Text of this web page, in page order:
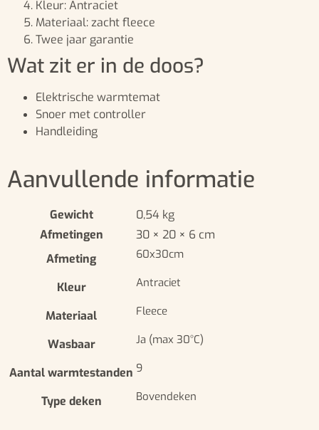
Kleur: Antraciet
Materiaal: zacht fleece
Twee jaar garantie
Wat zit er in de doos?
Elektrische warmtemat
Snoer met controller
Handleiding
Aanvullende informatie
Gewicht
0,54 kg
Afmetingen
30 × 20 × 6 cm
Afmeting
60x30cm
Kleur Antraciet
Materiaal Fleece
Wasbaar Ja (max 30°C)
Aantal warmtestanden 9
Type deken Bovendeken